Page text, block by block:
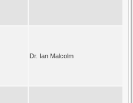
Dr. Ian Malcolm